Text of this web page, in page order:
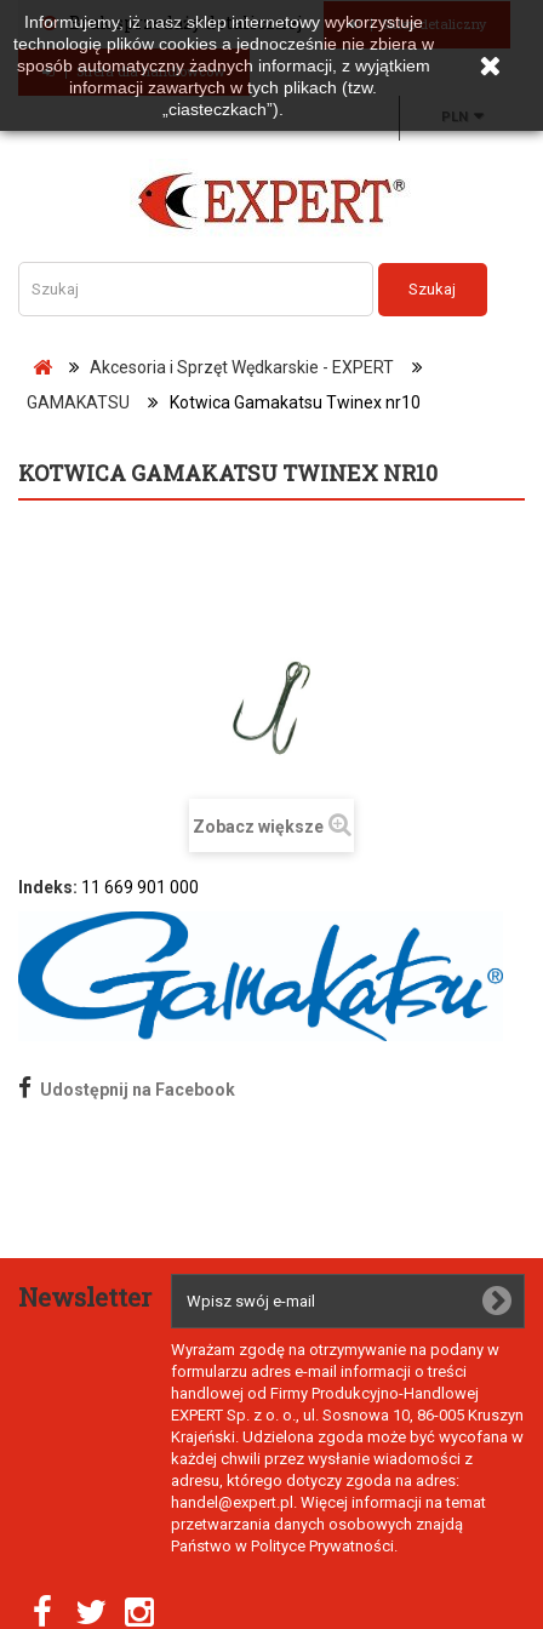
Brak sprzedaży detalicznej Sklep detaliczny
Strefa dla handlowców
PLN
Szukaj
Akcesoria i Sprzęt Wędkarskie - EXPERT
GAMAKATSU
Kotwica Gamakatsu Twinex nr10
KOTWICA GAMAKATSU TWINEX NR10
Zobacz większe
Indeks: 11 669 901 000
Udostępnij na Facebook
Newsletter
Wyrażam zgodę na otrzymywanie na podany w
formularzu adres e-mail informacji o treści
handlowej od Firmy Produkcyjno-Handlowej
EXPERT Sp. z o. o., ul. Sosnowa 10, 86-005 Kruszyn
Krajeński. Udzielona zgoda może być wycofana w
każdej chwili przez wysłanie wiadomości z
adresu, którego dotyczy zgoda na adres:
handel@expert.pl. Więcej informacji na temat
przetwarzania danych osobowych znajdą
Państwo w Polityce Prywatności.
Informujemy, iż nasz sklep internetowy wykorzystuje
technologię plików cookies a jednocześnie nie zbiera w
sposób automatyczny żadnych informacji, z wyjątkiem
informacji zawartych w tych plikach (tzw.
„ciasteczkach”).